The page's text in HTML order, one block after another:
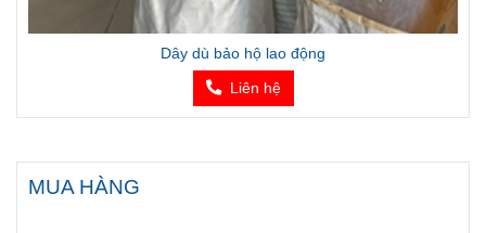
Dây dù bảo hộ lao động
Liên hệ
MUA HÀNG